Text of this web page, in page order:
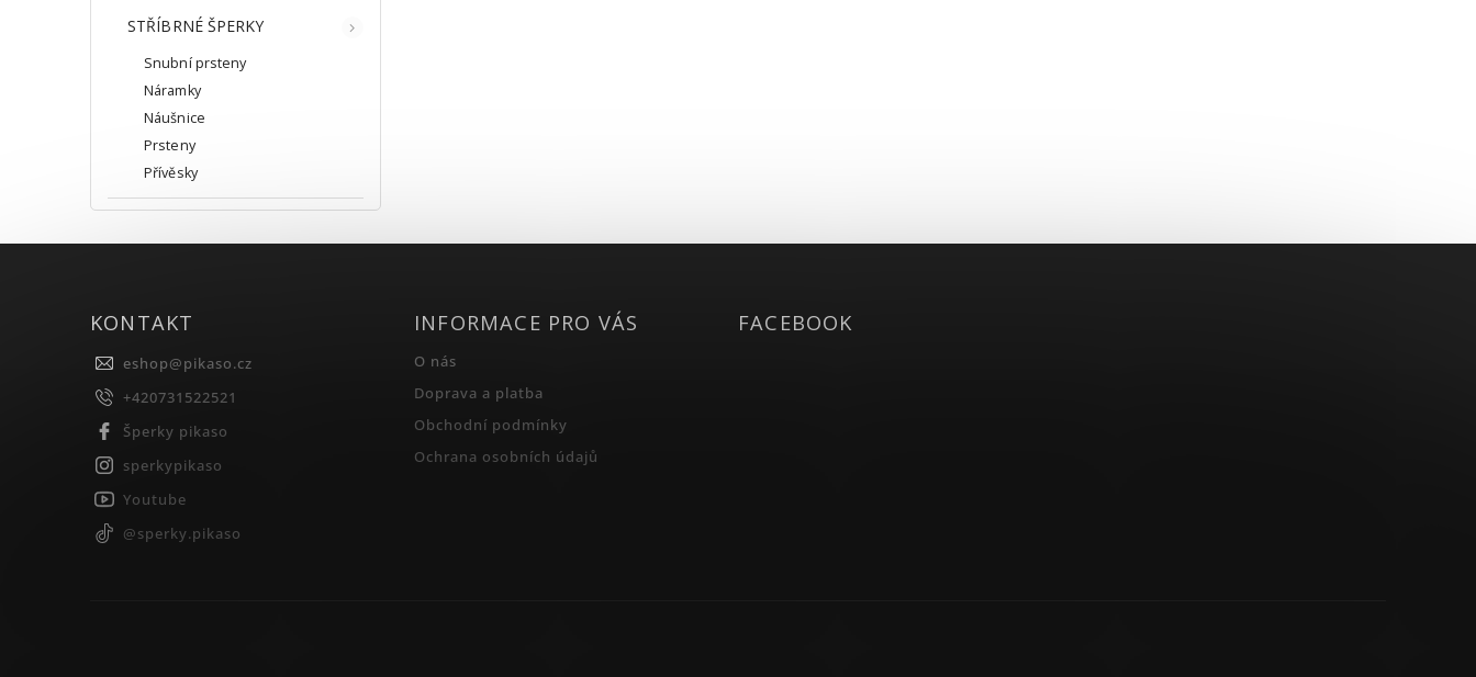
STŘÍBRNÉ ŠPERKY
Snubní prsteny
Náramky
Náušnice
Prsteny
Přívěsky
KONTAKT
eshop@pikaso.cz
+420731522521
Šperky pikaso
sperkypikaso
Youtube
@sperky.pikaso
INFORMACE PRO VÁS
O nás
Doprava a platba
Obchodní podmínky
Ochrana osobních údajů
FACEBOOK